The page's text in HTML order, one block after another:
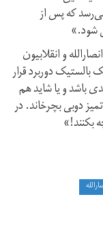
که پس از
شود.»
و انقلابیون
دوربرد قرار
باشد و یا شاید هم
دوبی بچرخاند. در
بکنند!»